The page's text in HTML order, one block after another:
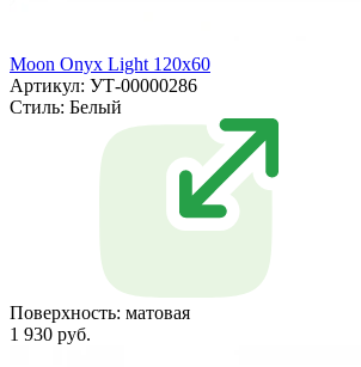
Moon Onyx Light 120x60
Артикул: УТ-00000286
Стиль: Белый
Поверхность: матовая
1 930 руб.